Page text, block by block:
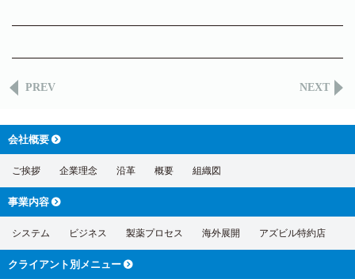
PREV NEXT
会社概要
ご挨拶 企業理念 沿革 概要 組織図
事業内容
システム ビジネス 製薬プロセス 海外展開 アズビル特約店
クライアント別 メニュー